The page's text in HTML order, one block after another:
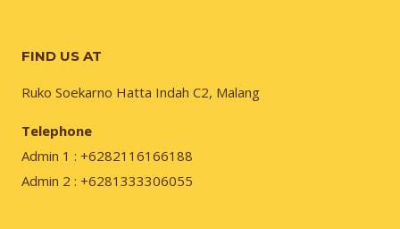
FIND US AT
Ruko Soekarno Hatta Indah C2, Malang
Telephone
Admin 1 : +6282116166188
Admin 2 : +6281333306055